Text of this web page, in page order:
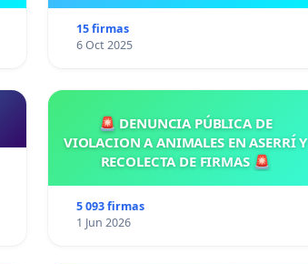
15 firmas
6 Oct 2025
🚨 DENUNCIA PÚBLICA DE
VIOLACION A ANIMALES EN ASERRÍ Y
RECOLECTA DE FIRMAS 🚨
5 093 firmas
1 Jun 2026